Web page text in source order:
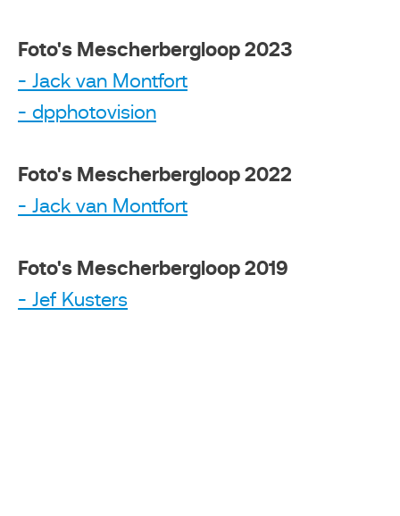
Foto's Mescherbergloop 2023
- Jack van Montfort
- dpphotovision
Foto's Mescherbergloop 2022
- Jack van Montfort
Foto's Mescherbergloop 2019
- Jef Kusters